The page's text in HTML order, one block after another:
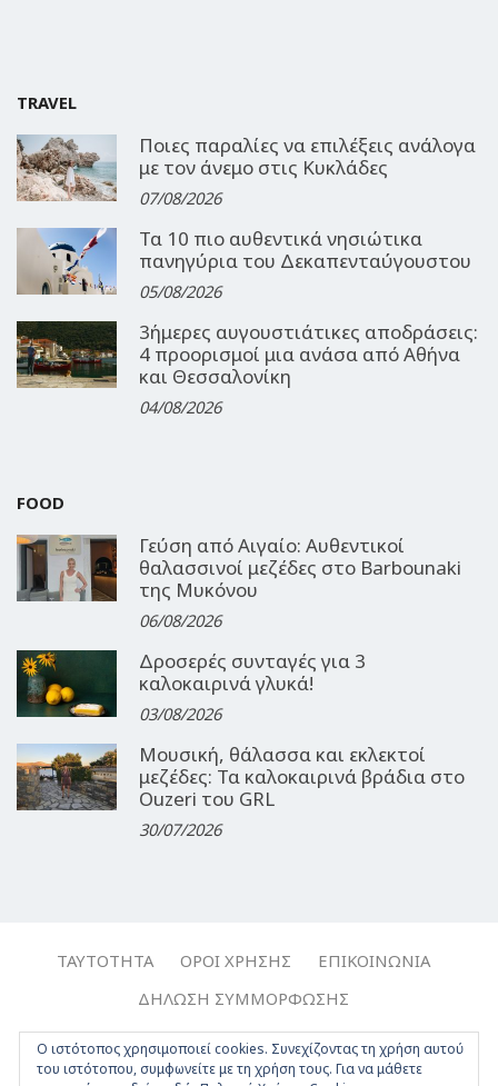
TRAVEL
Ποιες παραλίες να επιλέξεις ανάλογα
με τον άνεμο στις Κυκλάδες
07/08/2026
Τα 10 πιο αυθεντικά νησιώτικα
πανηγύρια του Δεκαπενταύγουστου
05/08/2026
3ήμερες αυγουστιάτικες αποδράσεις:
4 προορισμοί μια ανάσα από Αθήνα
και Θεσσαλονίκη
04/08/2026
FOOD
Γεύση από Αιγαίο: Αυθεντικοί
θαλασσινοί μεζέδες στο Barbounaki
της Μυκόνου
06/08/2026
Δροσερές συνταγές για 3
καλοκαιρινά γλυκά!
03/08/2026
Μουσική, θάλασσα και εκλεκτοί
μεζέδες: Τα καλοκαιρινά βράδια στο
Ouzeri του GRL
30/07/2026
ΤΑΥΤΌΤΗΤΑ ΌΡΟΙ ΧΡΉΣΗΣ
ΕΠΙΚΟΙΝΩΝΊΑ
ΔΉΛΩΣΗ ΣΥΜΜΌΡΦΩΣΗΣ
Copyright © 2017-2026, Travelgirl.gr | All rights reserved.
Crafted byApptime.
Ο ιστότοπος χρησιμοποιεί cookies. Συνεχίζοντας τη χρήση αυτού
του ιστότοπου, συμφωνείτε με τη χρήση τους. Για να μάθετε